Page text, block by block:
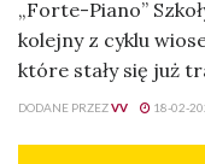
„Forte-Piano”
kolejny z cyklu
które stały się już
DODANE PRZEZVV 18-02-